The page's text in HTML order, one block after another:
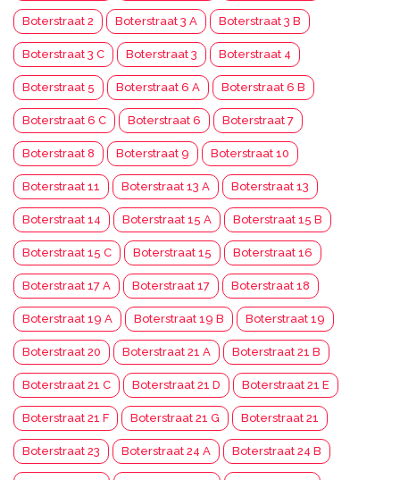
Boterstraat 2 Boterstraat 3 A Boterstraat 3 B
Boterstraat 3 C Boterstraat 3 Boterstraat 4
Boterstraat 5 Boterstraat 6 A Boterstraat 6 B
Boterstraat 6 C Boterstraat 6 Boterstraat 7
Boterstraat 8 Boterstraat 9 Boterstraat 10
Boterstraat 11 Boterstraat 13 A Boterstraat 13
Boterstraat 14 Boterstraat 15 A Boterstraat 15 B
Boterstraat 15 C Boterstraat 15 Boterstraat 16
Boterstraat 17 A Boterstraat 17 Boterstraat 18
Boterstraat 19 A Boterstraat 19 B Boterstraat 19
Boterstraat 20 Boterstraat 21 A Boterstraat 21 B
Boterstraat 21 C Boterstraat 21 D Boterstraat 21 E
Boterstraat 21 F Boterstraat 21 G Boterstraat 21
Boterstraat 23 Boterstraat 24 A Boterstraat 24 B